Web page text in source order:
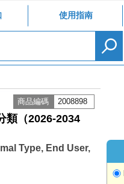
使用指南
商品編碼 2008898
類（2026-2034
Type, End User,